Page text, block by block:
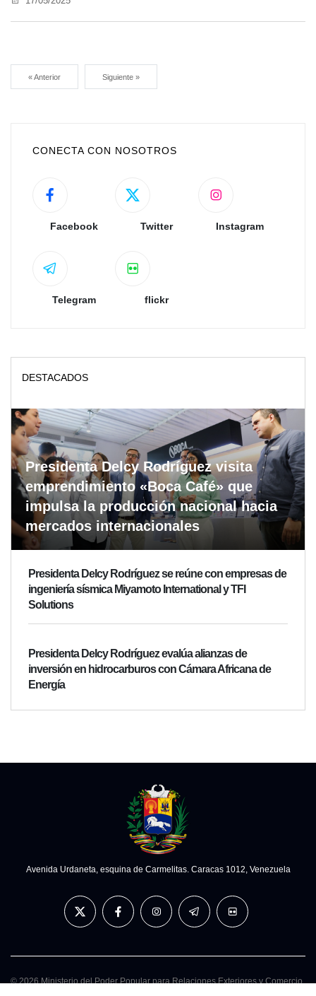
« Anterior Siguiente »
CONECTA CON NOSOTROS
Facebook Twitter Instagram
Telegram flickr
DESTACADOS
Presidenta Delcy Rodríguez visita
emprendimiento «Boca Café» que
impulsa la producción nacional hacia
mercados internacionales
Presidenta Delcy Rodríguez se reúne con empresas de
ingeniería sísmica Miyamoto International y TFI
Solutions
Presidenta Delcy Rodríguez evalúa alianzas de
inversión en hidrocarburos con Cámara Africana de
Energía
Avenida Urdaneta, esquina de Carmelitas. Caracas 1012, Venezuela
© 2026 Ministerio del Poder Popular para Relaciones Exteriores y Comercio